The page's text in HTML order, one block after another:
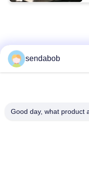
sendabob
Good day, what product